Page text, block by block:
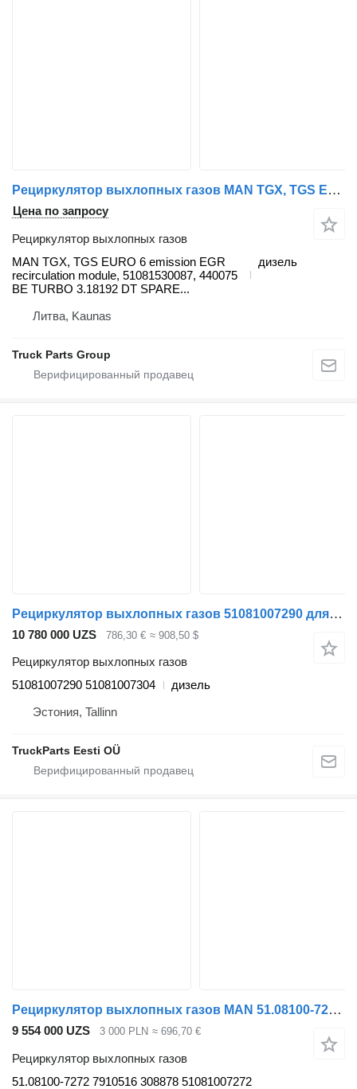
Рециркулятор выхлопных газов MAN TGX, TGS EURO 6 emission EGR recirculation module, 51081530087, MAN для тягача MAN TGX, TGS
Цена по запросу
Рециркулятор выхлопных газов
MAN TGX, TGS EURO 6 emission EGR
recirculation module, 51081530087, 440075
BE TURBO 3.18192 DT SPARE...
дизель
Литва, Kaunas
Truck Parts Group
Рециркулятор выхлопных газов 51081007290 для тягача MAN TGL, TGM, TGS, TGX (2005-2021)
10 780 000 UZS 786,30 € ≈ 908,50 $
Рециркулятор выхлопных газов
51081007290 51081007304
дизель
Эстония, Tallinn
TruckParts Eesti OÜ
Рециркулятор выхлопных газов MAN 51.08100-7272 для тягача MAN TGX TGS
9 554 000 UZS 3 000 PLN ≈ 696,70 €
Рециркулятор выхлопных газов
51.08100-7272 7910516 308878 51081007272